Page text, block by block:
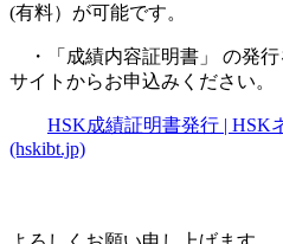
(有料）が可能です。
・「成績内容証明書」 の発
サイトからお申込みください。
HSK成績証明書発行 | HSK
(hskibt.jp)